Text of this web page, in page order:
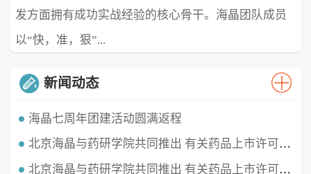
发方面拥有成功实战经验的核心骨干。海晶团队成员
以“快，准，狠”...
新闻动态
海晶七周年团建活动圆满返程
时光穿梭，白驹过隙，海晶已经七周岁啦！这七年我们携手同行，履践致远，砥砺深耕。值此海晶周年庆典之北京海晶与药研学院共同推出 有关药品上市许可持有人（MAH）的直播课程
北京海晶生物医药科技有限公司董事长兼总经理曹相林女士再次受邀做客药研学院直播间，对药品上市许可持有
北京海晶与药研学院共同推出 有关药品上市许可持有人（MAH）的直播课程